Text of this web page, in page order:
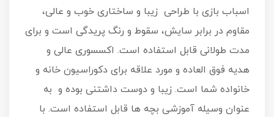
اسباب‌ بازی با طراحی زیبا و ساختاری خوب و عالی،
مقاوم در برابر سایش، سقوط و رنگ پریدگی است و برای
مدت طولانی قابل استفاده است. اکسسوری عالی و
هدیه فوق العاده و مورد علاقه برای دکوراسیون خانه و
خانواده شما است. زیبا و دوست داشتنی بوده و به
عنوان وسیله آموزشی بچه ها قابل استفاده است. با